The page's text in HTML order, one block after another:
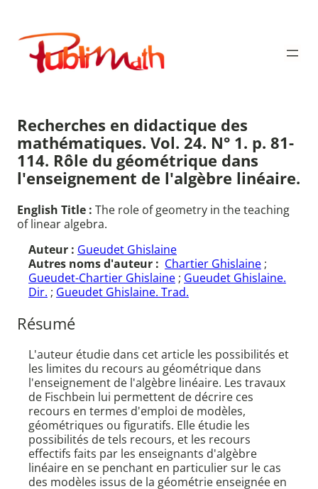
contenu
Publimath
Recherches en didactique des
mathématiques. Vol. 24. N° 1. p. 81-
114. Rôle du géométrique dans
l'enseignement de l'algèbre linéaire.
English Title : The role of geometry in the teaching
of linear algebra.
Auteur : Gueudet Ghislaine
Autres noms d'auteur : Chartier Ghislaine ;
Gueudet-Chartier Ghislaine ; Gueudet Ghislaine.
Dir. ; Gueudet Ghislaine. Trad.
Résumé
L'auteur étudie dans cet article les possibilités et
les limites du recours au géométrique dans
l'enseignement de l'algèbre linéaire. Les travaux
de Fischbein lui permettent de décrire ces
recours en termes d'emploi de modèles,
géométriques ou figuratifs. Elle étudie les
possibilités de tels recours, et les recours
effectifs faits par les enseignants d'algèbre
linéaire en se penchant en particulier sur le cas
des modèles issus de la géométrie enseignée en